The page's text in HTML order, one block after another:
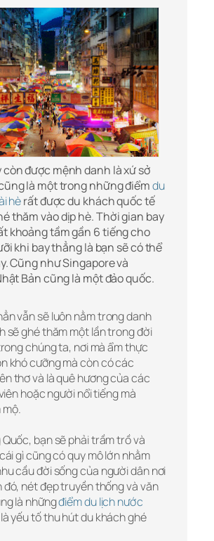
còn được mệnh danh là xứ sở
là một trong những điểmdu
hèrất được du khách quốc tế
thăm vào dịp hè. Thời gian bay
khoảng tầm gần 6 tiếng cho
khi bay thẳng là bạn sẽ có thể
Cũng như Singapore và
Bản cũng là một đảo quốc.
vẫn sẽ luôn nằm trong danh
sẽ ghé thăm một lần trong đời
chúng ta, nơi mà ẩm thực
khó cưỡng mà còn có các
thơ và là quê hương của các
hoặc người nổi tiếng mà
bạn sẽ phải trầm trồ và
gì cũng có quy mô lớn nhằm
cầu đời sống của người dân nơi
đó, nét đẹp truyền thống và văn
là nhữngđiểm du lịch nước
là yếu tố thu hút du khách ghé